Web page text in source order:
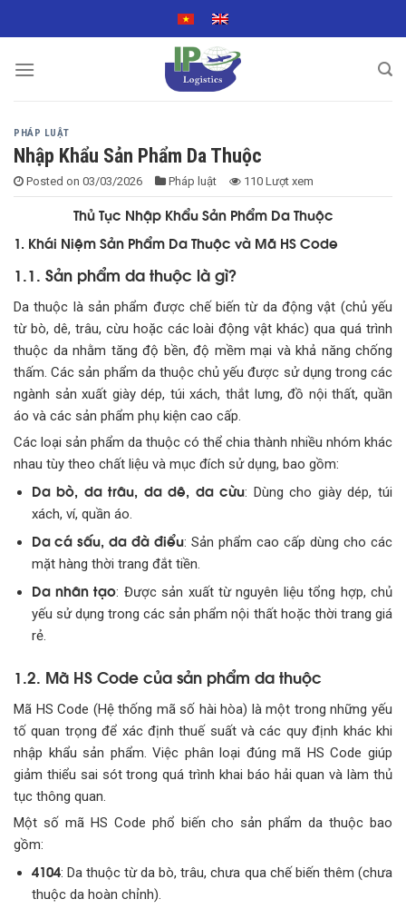
to
PHÁP LUẬT
Nhập Khẩu Sản Phẩm Da Thuộc
Posted on 03/03/2026 Pháp luật 110 Lượt xem
Thủ Tục Nhập Khẩu Sản Phẩm Da Thuộc
1. Khái Niệm Sản Phẩm Da Thuộc và Mã HS Code
1.1. Sản phẩm da thuộc là gì?
Da thuộc là sản phẩm được chế biến từ da động vật (chủ yếu
từ bò, dê, trâu, cừu hoặc các loài động vật khác) qua quá trình
thuộc da nhằm tăng độ bền, độ mềm mại và khả năng chống
thấm. Các sản phẩm da thuộc chủ yếu được sử dụng trong các
ngành sản xuất giày dép, túi xách, thắt lưng, đồ nội thất, quần
áo và các sản phẩm phụ kiện cao cấp.
Các loại sản phẩm da thuộc có thể chia thành nhiều nhóm khác
nhau tùy theo chất liệu và mục đích sử dụng, bao gồm:
Da bò, da trâu, da dê, da cừu: Dùng cho giày dép, túi
xách, ví, quần áo.
Da cá sấu, da đà điểu: Sản phẩm cao cấp dùng cho các
mặt hàng thời trang đắt tiền.
Da nhân tạo: Được sản xuất từ nguyên liệu tổng hợp, chủ
yếu sử dụng trong các sản phẩm nội thất hoặc thời trang giá
rẻ.
1.2. Mã HS Code của sản phẩm da thuộc
Mã HS Code (Hệ thống mã số hài hòa) là một trong những yếu
tố quan trọng để xác định thuế suất và các quy định khác khi
nhập khẩu sản phẩm. Việc phân loại đúng mã HS Code giúp
giảm thiểu sai sót trong quá trình khai báo hải quan và làm thủ
tục thông quan.
Một số mã HS Code phổ biến cho sản phẩm da thuộc bao
gồm:
4104: Da thuộc từ da bò, trâu, chưa qua chế biến thêm (chưa
thuộc da hoàn chỉnh).